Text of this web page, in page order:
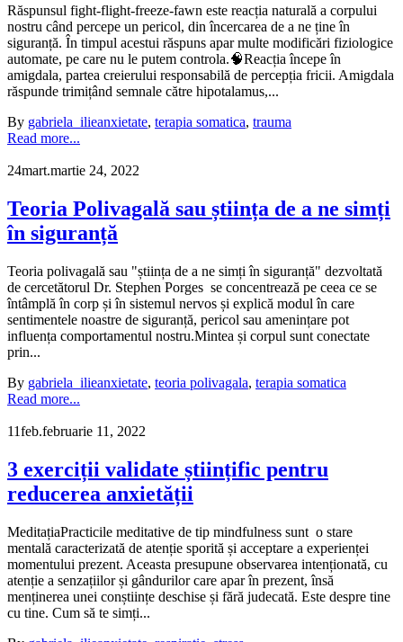
Răspunsul fight-flight-freeze-fawn este reacția naturală a corpului
nostru când percepe un pericol, din încercarea de a ne ține în
siguranță. În timpul acestui răspuns apar multe modificări fiziologice
automate, pe care nu le putem controla.🧠Reacția începe în
amigdala, partea creierului responsabilă de percepția fricii. Amigdala
răspunde trimițând semnale către hipotalamus,...
By gabriela_ilieanxietate, terapia somatica, trauma
Read more...
24mart.martie 24, 2022
Teoria Polivagală sau știința de a ne simți
în siguranță
Teoria polivagală sau "știința de a ne simți în siguranță" dezvoltată
de cercetătorul Dr. Stephen Porges se concentrează pe ceea ce se
întâmplă în corp și în sistemul nervos și explică modul în care
sentimentele noastre de siguranță, pericol sau amenințare pot
influența comportamentul nostru.Mintea și corpul sunt conectate
prin...
By gabriela_ilieanxietate, teoria polivagala, terapia somatica
Read more...
11feb.februarie 11, 2022
3 exerciții validate științific pentru
reducerea anxietății
MeditațiaPracticile meditative de tip mindfulness sunt o stare
mentală caracterizată de atenție sporită și acceptare a experienței
momentului prezent. Aceasta presupune observarea intenționată, cu
atenție a senzațiilor și gândurilor care apar în prezent, însă
menținerea unei conștiințe deschise și fără judecată. Este despre tine
cu tine. Cum să te simți...